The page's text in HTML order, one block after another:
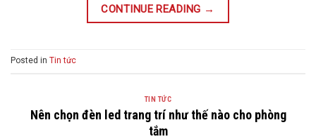
CONTINUE READING →
Posted in Tin tức
TIN TỨC
Nên chọn đèn led trang trí như thế nào cho phòng
tắm